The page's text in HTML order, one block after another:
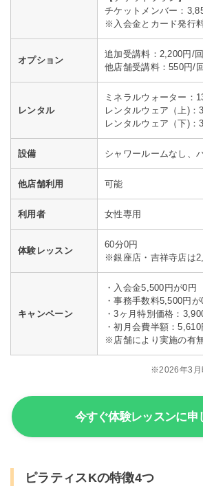
チケットメンバー：
※入会金とカード発行
オプション
追加受講料：2,200円/回
他店舗受講料：550円/回
レンタル
ミネラルウォーター：
レンタルウェア（上)：
レンタルウェア（下)：
設備 シャワールームなし、
他店舗利用 可能
利用者 女性専用
体験レッスン
60分0円
※銀座店・吉祥寺店は
キャンペーン
・入会金5,500円が0円
・事務手数料5,500円が
・3ヶ月特別価格：
・初月会費半額：
※店舗により実施の有
※2026年3月
今すぐ体験レッスンに申
ピラティスKの特徴4つ